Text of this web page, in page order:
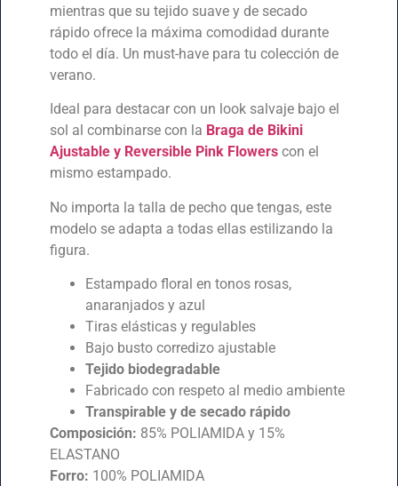
mientras que su tejido suave y de secado
rápido ofrece la máxima comodidad durante
todo el día. Un must-have para tu colección de
verano.
Ideal para destacar con un look salvaje bajo el
sol al combinarse con la Braga de Bikini
Ajustable y Reversible Pink Flowers con el
mismo estampado.
No importa la talla de pecho que tengas, este
modelo se adapta a todas ellas estilizando la
figura.
Estampado floral en tonos rosas,
anaranjados y azul
Tiras elásticas y regulables
Bajo busto corredizo ajustable
Tejido biodegradable
Fabricado con respeto al medio ambiente
Transpirable y de secado rápido
Composición: 85% POLIAMIDA y 15%
ELASTANO
Forro: 100% POLIAMIDA